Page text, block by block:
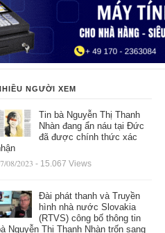
NGƯỜI XEM
Tin bà Nguyễn Thị Thanh
Nhàn đang ẩn náu tại Đức
đã được chính thức xác
08/2023 - 15.067 Views
Đài phát thanh và Truyền
hình nhà nước Slovakia
(RTVS) công bố thông tin
Nguyễn Thị Thanh Nhàn trốn sang